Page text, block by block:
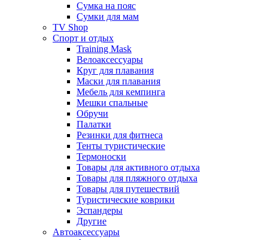
Сумка на пояс
Сумки для мам
TV Shop
Спорт и отдых
Training Mask
Велоаксессуары
Круг для плавания
Маски для плавания
Мебель для кемпинга
Мешки спальные
Обручи
Палатки
Резинки для фитнеса
Тенты туристические
Термоноски
Товары для активного отдыха
Товары для пляжного отдыха
Товары для путешествий
Туристические коврики
Эспандеры
Другие
Автоаксессуары